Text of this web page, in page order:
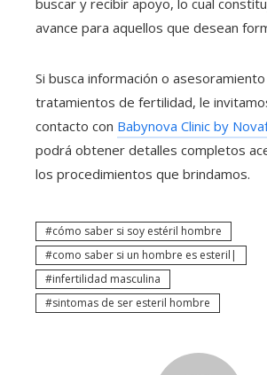
buscar y recibir apoyo, lo cual
avance para aquellos que desean
Si busca información o
tratamientos de fertilidad, le
contacto con Babynova Clinic by
podrá obtener detalles completos
los procedimientos que brindamos.
cómo saber si soy estéril hombre
como saber si un hombre es esteril|
infertilidad masculina
sintomas de ser esteril hombre